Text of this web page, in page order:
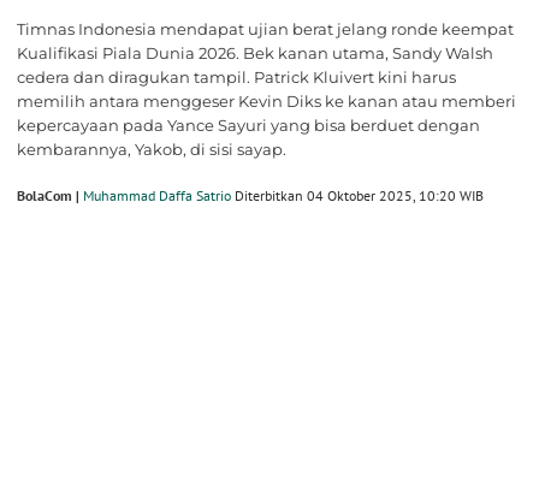
Timnas Indonesia mendapat ujian berat jelang ronde keempat
Kualifikasi Piala Dunia 2026. Bek kanan utama, Sandy Walsh
cedera dan diragukan tampil. Patrick Kluivert kini harus
memilih antara menggeser Kevin Diks ke kanan atau memberi
kepercayaan pada Yance Sayuri yang bisa berduet dengan
kembarannya, Yakob, di sisi sayap.
BolaCom | Muhammad Daffa Satrio Diterbitkan 04 Oktober 2025, 10:20 WIB